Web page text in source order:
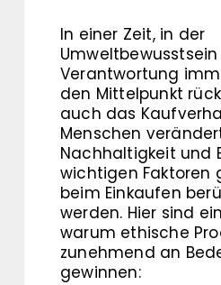
In einer Zeit, in der
Verantwortung
den Mittelpunkt
auch das
Menschen
Nachhaltigkeit und
wichtigen Faktoren
beim Einkaufen
werden. Hier sind
warum ethische
zunehmend an
gewinnen: